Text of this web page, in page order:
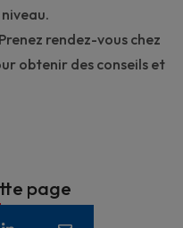
rendez-vous chez
obtenir des conseils et
page